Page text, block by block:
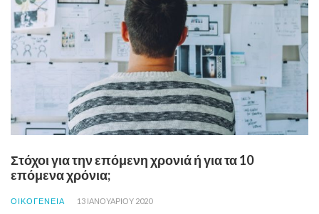
Στόχοι για την επόμενη χρονιά ή για τα 10
επόμενα χρόνια;
ΟΙΚΟΓΕΝΕΙΑ 13 ΙΑΝΟΥΑΡΊΟΥ 2020